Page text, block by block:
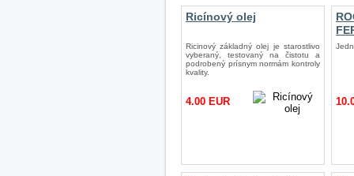
Ricínový olej
Ricinový základný olej je starostlivo
vyberaný, testovaný na čistotu a
podrobený prísnym normám kontroly
kvality.
4.00 EUR